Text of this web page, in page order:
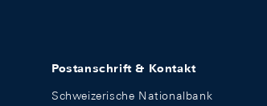
Postanschrift & Kontakt
Schweizerische Nationalbank